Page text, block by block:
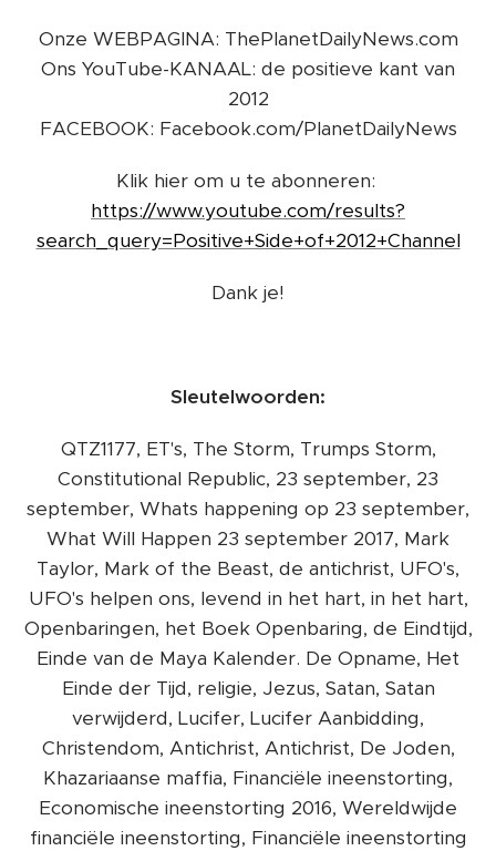
Onze WEBPAGINA: ThePlanetDailyNews.com
Ons YouTube-KANAAL: de positieve kant van
2012
FACEBOOK: Facebook.com/PlanetDailyNews
Klik hier om u te abonneren:
https://www.youtube.com/results?
search_query=Positive+Side+of+2012+Channel
Dank je!
Sleutelwoorden:
QTZ1177, ET's, The Storm, Trumps Storm,
Constitutional Republic, 23 september, 23
september, Whats happening op 23 september,
What Will Happen 23 september 2017, Mark
Taylor, Mark of the Beast, de antichrist, UFO's,
UFO's helpen ons, levend in het hart, in het hart,
Openbaringen, het Boek Openbaring, de Eindtijd,
Einde van de Maya Kalender. De Opname, Het
Einde der Tijd, religie, Jezus, Satan, Satan
verwijderd, Lucifer, Lucifer Aanbidding,
Christendom, Antichrist, Antichrist, De Joden,
Khazariaanse maffia, Financiële ineenstorting,
Economische ineenstorting 2016, Wereldwijde
financiële ineenstorting, Financiële ineenstorting